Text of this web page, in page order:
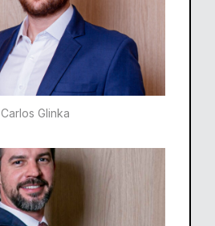
Carlos Glinka